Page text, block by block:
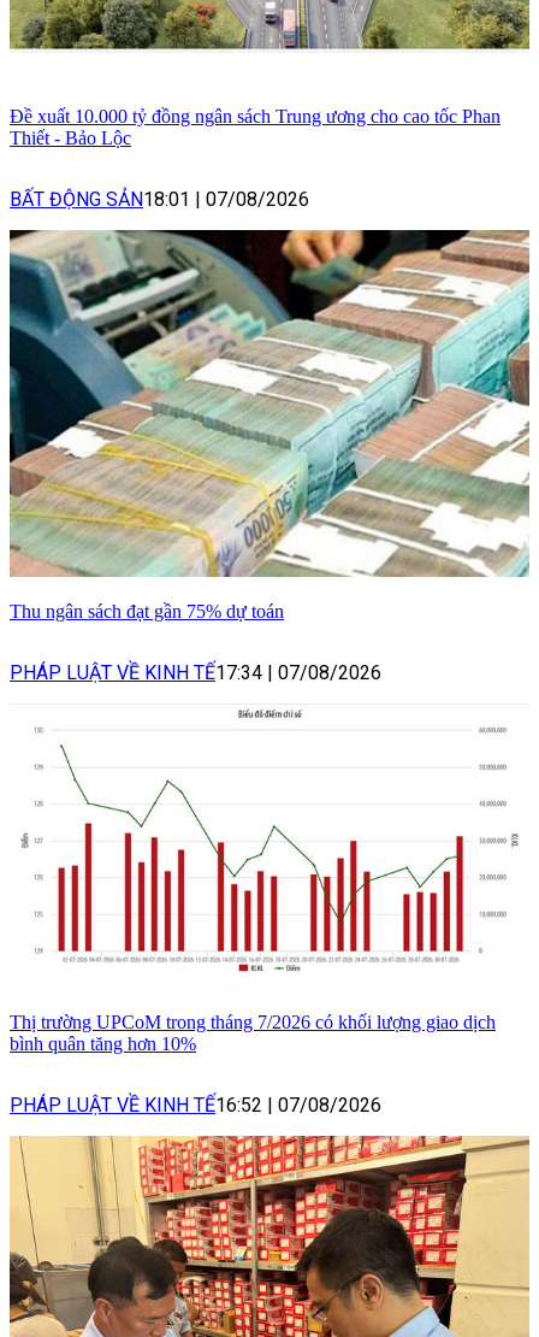
Đề xuất 10.000 tỷ đồng ngân sách Trung ương cho cao tốc Phan
Thiết - Bảo Lộc
BẤT ĐỘNG SẢN18:01 07/08/2026
Thu ngân sách đạt gần 75% dự toán
PHÁP LUẬT VỀ KINH TẾ17:34 07/08/2026
Thị trường UPCoM trong tháng 7/2026 có khối lượng giao dịch
bình quân tăng hơn 10%
PHÁP LUẬT VỀ KINH TẾ16:52 | 07/08/2026